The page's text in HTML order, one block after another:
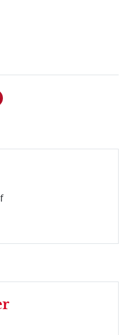
op Facebook